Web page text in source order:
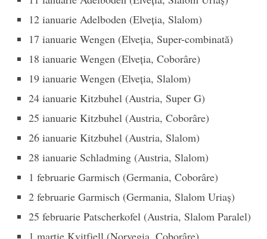
12 ianuarie Adelboden (Elveţia, Slalom)
17 ianuarie Wengen (Elveţia, Super-combinată)
18 ianuarie Wengen (Elveţia, Coborâre)
19 ianuarie Wengen (Elveţia, Slalom)
24 ianuarie Kitzbuhel (Austria, Super G)
25 ianuarie Kitzbuhel (Austria, Coborâre)
26 ianuarie Kitzbuhel (Austria, Slalom)
28 ianuarie Schladming (Austria, Slalom)
1 februarie Garmisch (Germania, Coborâre)
2 februarie Garmisch (Germania, Slalom Uriaş)
25 februarie Patscherkofel (Austria, Slalom Paralel)
1 martie Kvitfjell (Norvegia, Coborâre)